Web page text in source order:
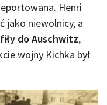
Henri
jako niewolnicy, a
do Auschwitz,
wojny Kichka był